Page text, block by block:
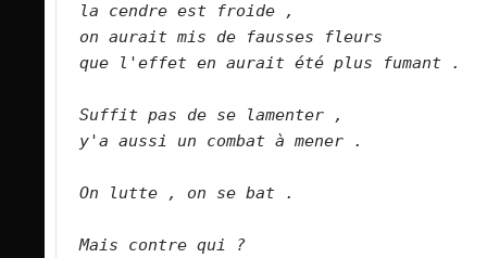
la cendre est froide ,
on aurait mis de fausses fleurs
que l'effet en aurait été plus fumant .
Suffit pas de se lamenter ,
y'a aussi un combat à mener .
On lutte , on se bat .
Mais contre qui ?